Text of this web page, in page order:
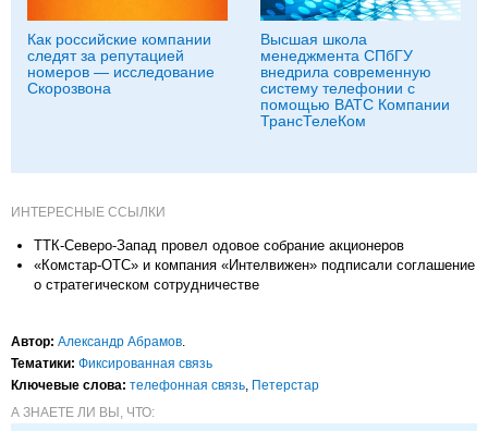
Как российские компании
следят за репутацией
номеров — исследование
Скорозвона
Высшая школа
менеджмента СПбГУ
внедрила современную
систему телефонии с
помощью ВАТС Компании
ТрансТелеКом
ИНТЕРЕСНЫЕ ССЫЛКИ
ТТК-Северо-Запад провел одовое собрание акционеров
«Комстар-ОТС» и компания «Интелвижен» подписали соглашение
о стратегическом сотрудничестве
Автор: Александр Абрамов
Тематики: Фиксированная связь
Ключевые слова: телефонная связь Петерстар
А ЗНАЕТЕ ЛИ ВЫ, ЧТО: